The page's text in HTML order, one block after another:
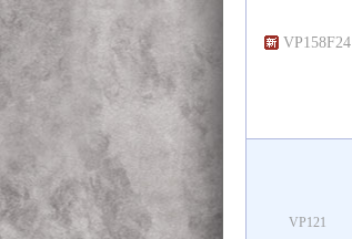
VP158F24
VP121